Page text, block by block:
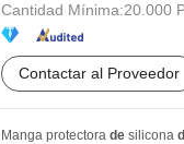
Cantidad Mínima:20.000
Contactar al Proveedor
Manga protectora de silicona